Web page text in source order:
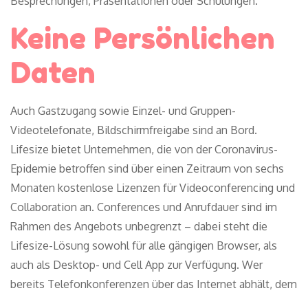
Keine Persönlichen
Daten
Auch Gastzugang sowie Einzel- und Gruppen-
Videotelefonate, Bildschirmfreigabe sind an Bord.
Lifesize bietet Unternehmen, die von der Coronavirus-
Epidemie betroffen sind über einen Zeitraum von sechs
Monaten kostenlose Lizenzen für Videoconferencing und
Collaboration an. Conferences und Anrufdauer sind im
Rahmen des Angebots unbegrenzt – dabei steht die
Lifesize-Lösung sowohl für alle gängigen Browser, als
auch als Desktop- und Cell App zur Verfügung. Wer
bereits Telefonkonferenzen über das Internet abhält, dem